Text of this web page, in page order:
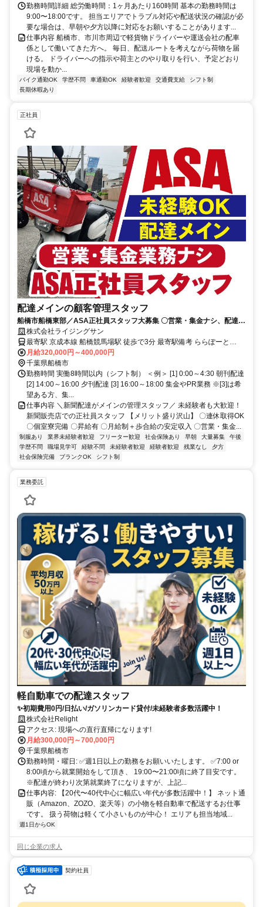
勤務時間詳細 総労働時間：1ヶ月あたり160時間 基本の勤務時間は
9:00〜18:00です。 担当エリアでトラブル対応や配送状況の確認が必
要な場合は、早朝や夕方以降に対応をお願いすることがあります...
仕事内容 船橋市、市川市周辺で軽貨物ドライバーや運送会社の配車
係として働いてきた方へ。 毎日、配送ルートを考えながら荷物を届
ける。 ドライバーへの指示や荷主とのやり取りを行い、予定どおり
現場を動か...
バイク通勤OK 学歴不問 車通勤OK 経験者歓迎 交通費支給
シフト制
長期休暇あり
正社員
配達メインの顧客管理スタッフ
船橋市船橋東部／ASA正社員スタッフ大募集 〇営業・集金ナシ、配達業
務のみ 〇即入居可／個室寮完備
株式会社ライジングサン
最寄駅 京成本線 船橋競馬場駅 徒歩で3分 最寄駅備考 ららぽーと
TOKYO-BAYそば
月給320,000円～400,000円
千葉県船橋市
勤務時間 実働8時間以内（シフト制） ＜例＞ [1] 0:00～4:30 朝刊配達
[2] 14:00～16:00 夕刊配達 [3] 16:00～18:00 集金やPR業務 ※[3]は希
望ある方、集...
仕事内容 ＼新聞配達がメインの管理スタッフ／ 未経験者も大歓迎！
新聞販売店での正社員スタッフ 【メリット盛り沢山】 〇連休取得OK
〇個室寮完備 〇昇給有 〇月給制＋歩合給の安定収入 〇営業・集金...
制服あり 業界未経験者歓迎 フリーター歓迎 社会保険あり 早朝 大量募集
午後
学歴不問
職場見学可 経験不問 未経験者歓迎 経験者歓迎 残業なし
夕方
社会保険完備
ブランクOK シフト制
業務委託
軽自動車での配達スタッフ
✨初期費用0円/日払い/ガソリンカード貸付/未経験者多数活躍中！
株式会社Relight
アクセス: 現場への直行直帰になります!
月給300,000円～700,000円
千葉県船橋市
勤務時間・曜日: ✅週1日以上の勤務をお願いいたします。 ✅7:00 or
8:00頃から就業開始をして頂き、 19:00〜21:00頃に終了目安です。
※配達が終わり次第就業終了になりますが、上記...
仕事内容: 【20代〜40代中心に幅広い年代が多数活躍中！】 ネット通
販（Amazon、ZOZO、楽天等）の小物を軽自動車で配送するお仕事
です。 扱う荷物は軽くて小さいものが中心！ エリアも担当地域...
週1日からOK
同じ企業の求人
契約社員